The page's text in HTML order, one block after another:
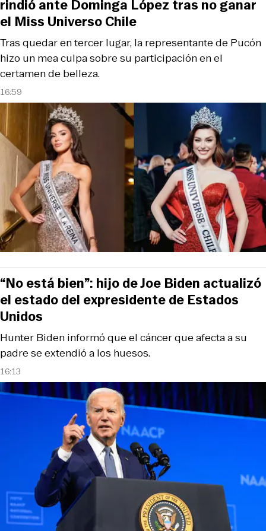
16:59
Tras quedar en tercer lugar, la representante de Pucón
hizo un mea culpa sobre su participación en el
certamen de belleza.
rindió ante Dominga López tras no ganar
el Miss Universo Chile
16:13
Hunter Biden informó que el cáncer que afecta a su
padre se extendió a los huesos.
“No está bien”: hijo de Joe Biden actualizó
el estado del expresidente de Estados
Unidos